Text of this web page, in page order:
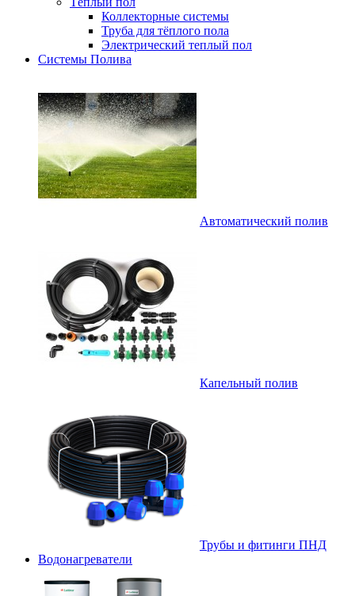
Коллекторные системы
Труба для тёплого пола
Электрический теплый пол
Системы Полива
Автоматический полив
Капельный полив
Трубы и фитинги ПНД
Водонагреватели